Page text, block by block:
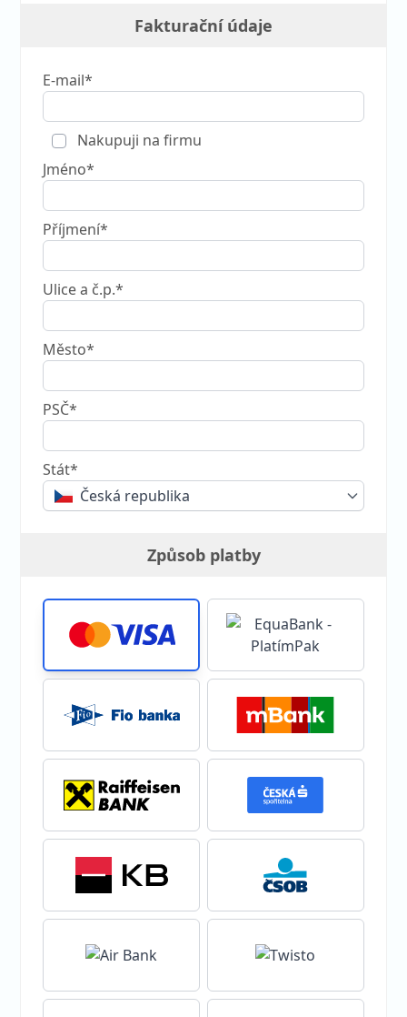
Fakturační údaje
E-mail*
Nakupuji na firmu
Jméno*
Příjmení*
Ulice a č.p.*
Město*
PSČ*
Stát*
Česká republika
Způsob platby